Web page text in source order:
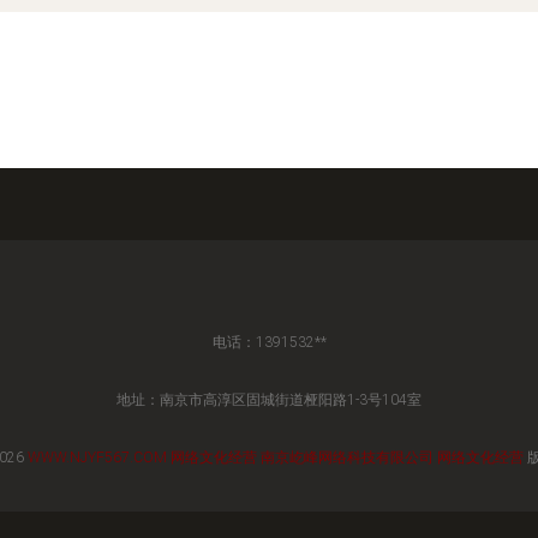
电话：1391532**
地址：南京市高淳区固城街道桠阳路1-3号104室
WWW.NJYF567.COM 网络文化经营 南京屹峰网络科技有限公司 网络文化经营